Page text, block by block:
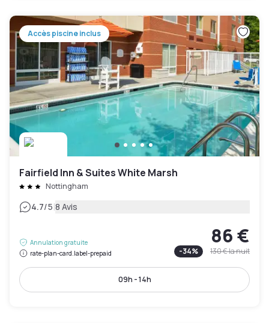
Accès piscine inclus
Fairfield Inn & Suites White Marsh
Nottingham
4.7/5|8 Avis
Annulation gratuite
rate-plan-card.label-prepaid
86 €
-34% 130 €la nuit
09h - 14h